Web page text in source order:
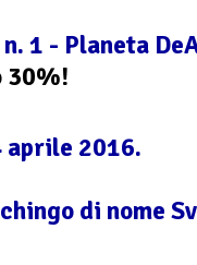
n. 1 - Planeta
30%!
aprile 2016.
di nome